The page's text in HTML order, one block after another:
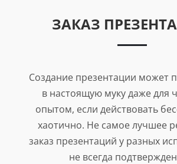
ЗАКАЗ
Создание презентации может
в настоящую муку даже для
опытом, если действовать
хаотично. Не самое лучшее
заказ презентаций у разных
не всегда